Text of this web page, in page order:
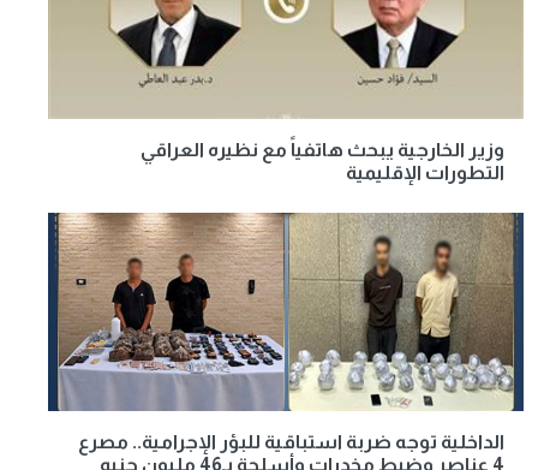
وزير الخارجية يبحث هاتفياً مع نظيره العراقي
التطورات الإقليمية
الداخلية توجه ضربة استباقية للبؤر الإجرامية.. مصرع
4 عناصر وضبط مخدرات وأسلحة بـ46 مليون جنيه